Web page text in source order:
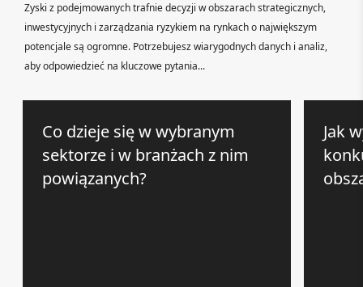
Zyski z podejmowanych trafnie decyzji w obszarach strategicznych,
inwestycyjnych i zarządzania ryzykiem na rynkach o największym
potencjale są ogromne. Potrzebujesz wiarygodnych danych i analiz,
aby odpowiedzieć na kluczowe pytania...
Co dzieje się w wybranym
sektorze i w branżach z nim
powiązanych?
Jak